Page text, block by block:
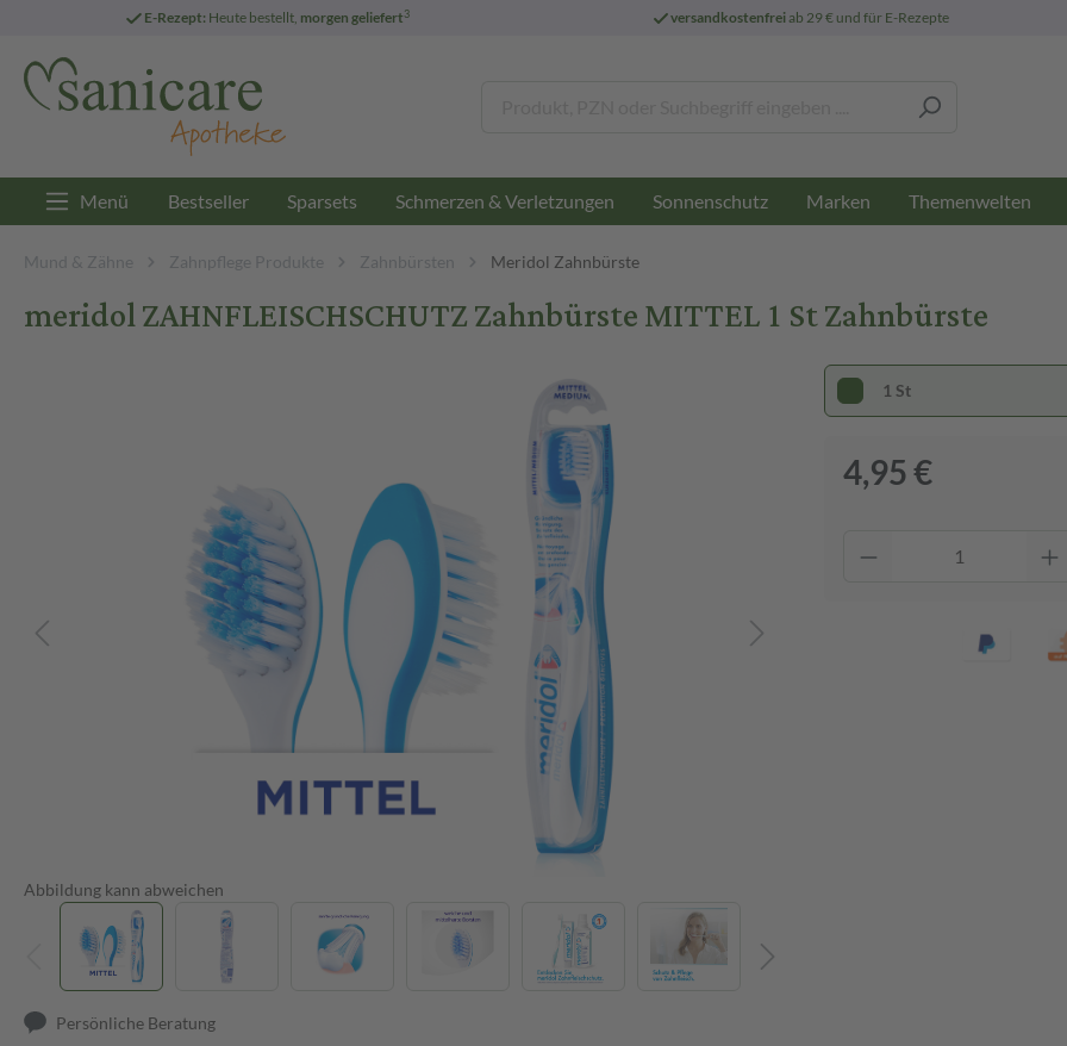
E-Rezept: Heute bestellt, morgen geliefert3 versandkostenfreiab 29 € und für E-Rezepte
Menü Bestseller Sparsets Schmerzen & Verletzungen Sonnenschutz Marken Themenwelten
Mund & Zähne Zahnpflege Produkte Zahnbürsten Meridol Zahnbürste
meridol ZAHNFLEISCHSCHUTZ Zahnbürste MITTEL 1 St Zahnbürste
Abbildung kann abweichen
Persönliche Beratung
1 St
4,95 €